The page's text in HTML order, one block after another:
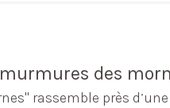
des
rassemble près d’une